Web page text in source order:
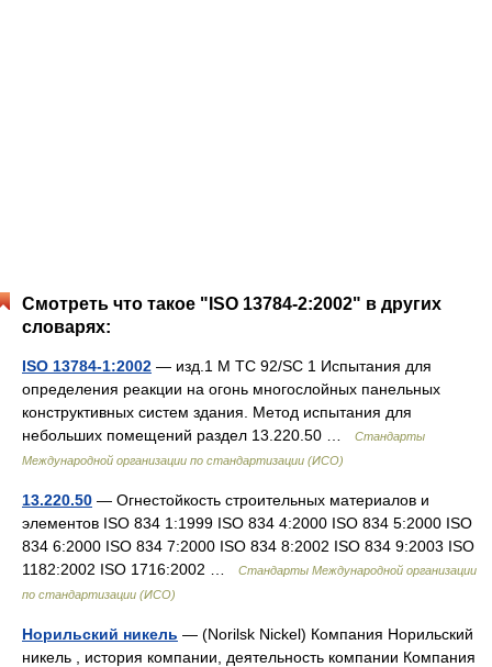
Смотреть что такое "ISO 13784-2:2002" в других
словарях:
ISO 13784-1:2002 — изд.1 M TC 92/SC 1 Испытания для
определения реакции на огонь многослойных панельных
конструктивных систем здания. Метод испытания для
небольших помещений раздел 13.220.50 …
Стандарты
Международной организации по стандартизации (ИСО)
13.220.50 — Огнестойкость строительных материалов и
элементов ISO 834 1:1999 ISO 834 4:2000 ISO 834 5:2000 ISO
834 6:2000 ISO 834 7:2000 ISO 834 8:2002 ISO 834 9:2003 ISO
1182:2002 ISO 1716:2002 …
Стандарты Международной организации
по стандартизации (ИСО)
Норильский никель — (Norilsk Nickel) Компания Норильский
никель , история компании, деятельность компании Компания